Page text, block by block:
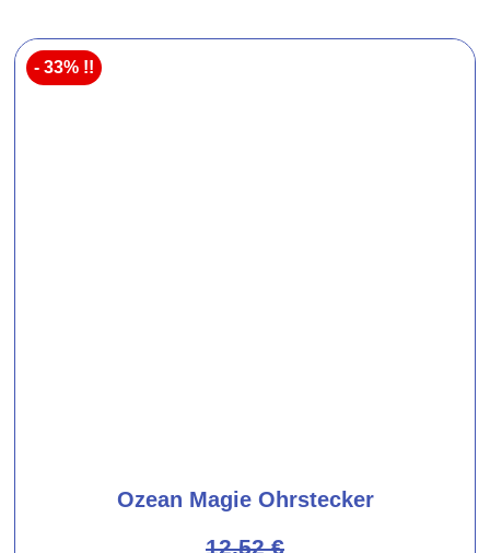
- 33% !!
Ozean Magie Ohrstecker
12,52€